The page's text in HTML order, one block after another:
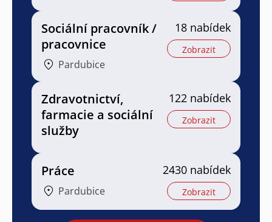
Sociální pracovník /
pracovnice
Pardubice
18 nabídek
Zobrazit
Zdravotnictví,
farmacie a sociální
služby
122 nabídek
Zobrazit
Práce
Pardubice
2430 nabídek
Zobrazit